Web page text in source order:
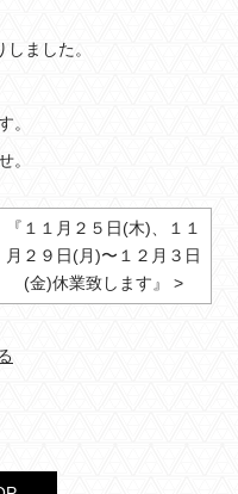
ました。
。
。
『１１月２５日(木)、１１
月２９日(月)〜１２月３日
(金)休業致します』 >